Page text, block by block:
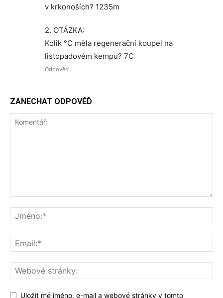
v krkonoších? 1235m
2. OTÁZKA:
Kolik °C měla regenerační koupel na
listopadovém kempu? 7C
Odpověď
ZANECHAT ODPOVĚĎ
Uložit mé jméno, e-mail a webové stránky v tomto